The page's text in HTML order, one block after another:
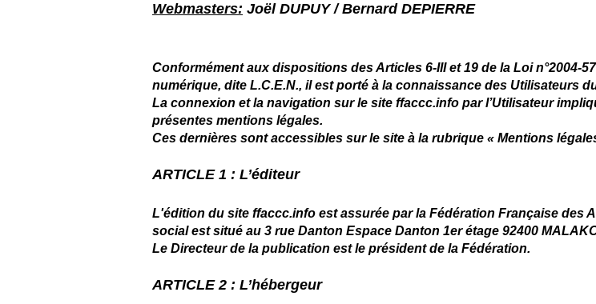
Webmasters: Joël DUPUY / Bernard DEPIERRE
Conformément aux dispositions des Articles 6-III et 19 de la Loi n°2004-
numérique, dite L.C.E.N., il est porté à la connaissance des Utilisateurs
La connexion et la navigation sur le site ffaccc.info par l’Utilisateur
présentes mentions légales.
Ces dernières sont accessibles sur le site à la rubrique « Mentions
ARTICLE 1 : L’éditeur
L'édition du site ffaccc.info est assurée par la Fédération Française des
social est situé au 3 rue Danton Espace Danton 1er étage 92400
Le Directeur de la publication est le président de la Fédération.
ARTICLE 2 : L’hébergeur